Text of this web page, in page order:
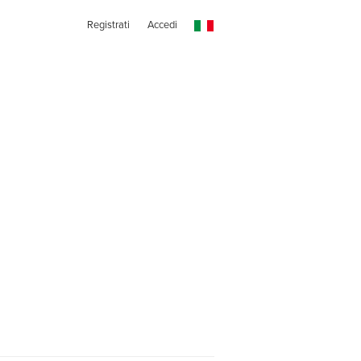
Registrati Accedi